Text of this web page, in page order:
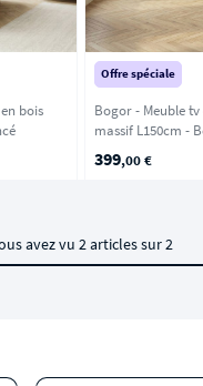
bois
Offre spéciale
Bogor - Meuble
massif
399,00 €
avez vu 2 articles sur 2